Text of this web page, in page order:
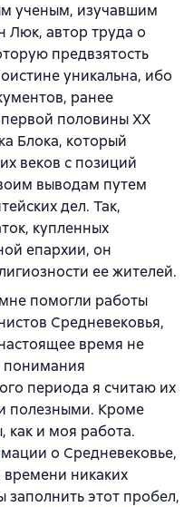
ученым, изучавшим
Люк, автор труда о
предвзятость
уникальна, ибо
ранее
половины XX
Блока, который
веков с позиций
выводам путем
дел. Так,
купленных
епархии, он
ее жителей.
помогли работы
Средневековья,
время не
понимания
периода я считаю их
полезными. Кроме
как и моя работа.
о Средневековье,
времени никаких
заполнить этот пробел,